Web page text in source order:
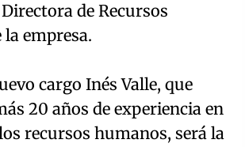
de Recursos
empresa.
cargo Inés Valle, que
20 años de experiencia en
recursos humanos, será la